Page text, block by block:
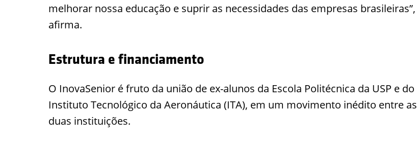
melhorar nossa educação e suprir as necessidades das empresas brasileiras”,
afirma.
Estrutura e financiamento
O InovaSenior é fruto da união de ex-alunos da Escola Politécnica da USP e do
Instituto Tecnológico da Aeronáutica (ITA), em um movimento inédito entre as
duas instituições.